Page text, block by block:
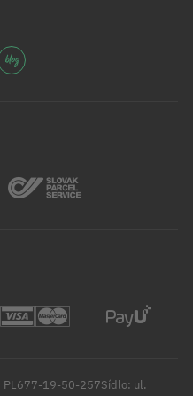
PL677-19-50-257Sídlo: ul.